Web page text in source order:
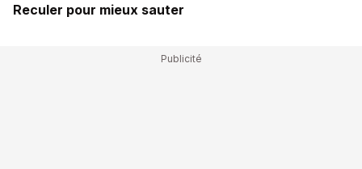
Reculer pour mieux sauter